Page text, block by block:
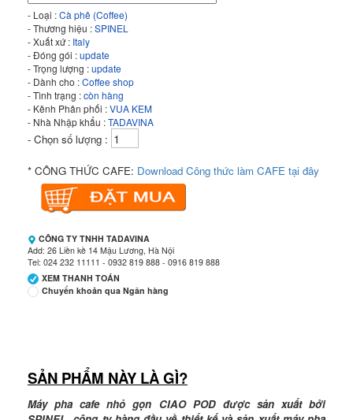
- Loại :Cà phê (Coffee)
- Thương hiệu :SPINEL
- Xuất xứ : Italy
- Đóng gói :update
- Trọng lượng :update
- Dành cho :Coffee shop
- Tình trạng :còn hàng
- Kênh Phân phối :VUA KEM
- Nhà Nhập khẩu :TADAVINA
- Chọn số lượng :
* CÔNG THỨC CAFE: Download Công thức làm CAFE tại đây
CÔNG TY TNHH TADAVINA
Add: 26 Liền kề 14 Mậu Lương, Hà Nội
Tel: 024 232 11111 - 0932 819 888 - 0916 819 888
XEM THANH TOÁN
Chuyển khoản qua Ngân hàng
Chi nhánh:
Chi nhánh VBbank Hà Nội
SẢN PHẨM NÀY LÀ GÌ?
Máy pha cafe nhỏ gọn CIAO POD được sản xuất bởi